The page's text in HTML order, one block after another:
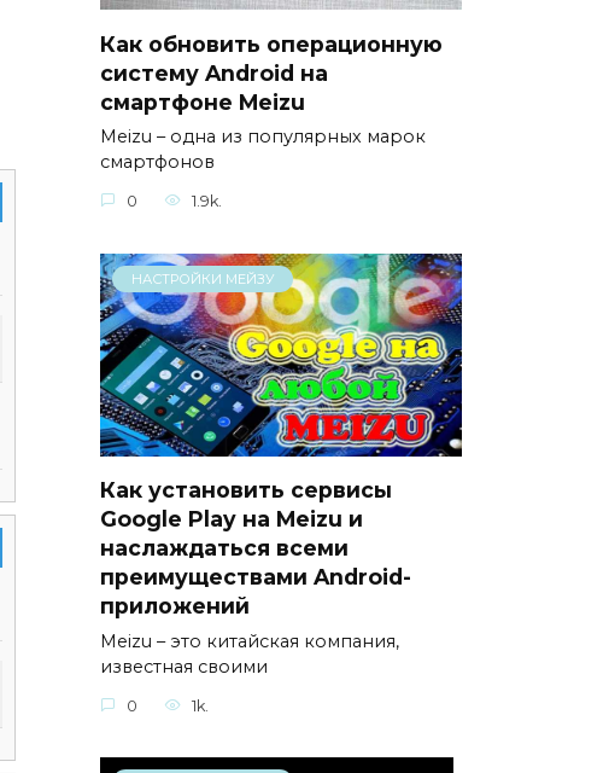
Как обновить операционную
систему Android на
смартфоне Meizu
Meizu – одна из популярных марок
смартфонов
0 1.9k.
НАСТРОЙКИ МЕЙЗУ
Как установить сервисы
Google Play на Meizu и
наслаждаться всеми
преимуществами Android-
приложений
Meizu – это китайская компания,
известная своими
0 1k.